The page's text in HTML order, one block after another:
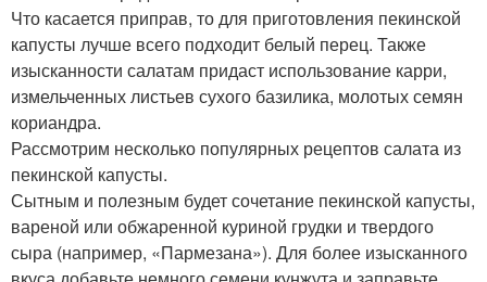
Что касается приправ, то для приготовления пекинской
капусты лучше всего подходит белый перец. Также
изысканности салатам придаст использование карри,
измельченных листьев сухого базилика, молотых семян
кориандра.
Рассмотрим несколько популярных рецептов салата из
пекинской капусты.
Сытным и полезным будет сочетание пекинской капусты,
вареной или обжаренной куриной грудки и твердого
сыра (например, «Пармезана»). Для более изысканного